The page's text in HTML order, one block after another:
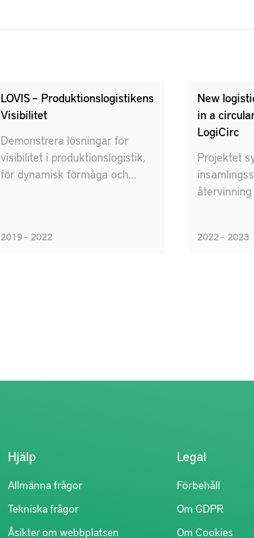
LOVIS – Produktionslogistikens
Visibilitet
Demonstrera lösningar för
visibilitet i produktionslogistik,
för dynamisk förmåga och
2019 – 2022
New
in a
LogiCirc
Projektet
återvinning
2022 – 2023
Hjälp
Allmänna frågor
Tekniska frågor
Åsikter om webbplatsen
Legal
Förbehåll
Om GDPR
Om Cookies